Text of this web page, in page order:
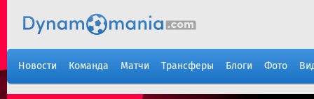
Новости Команда Матчи Трансферы Блоги Фото